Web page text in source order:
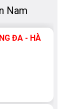
Nam
ĐA - HÀ